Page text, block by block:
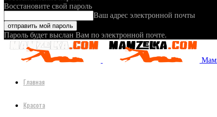
Восстановите свой пароль
Ваш адрес электронной почты
Пароль будет выслан Вам по электронной почте.
Главная
Красота